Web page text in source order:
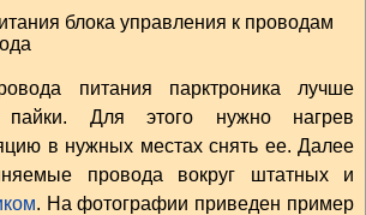
питания парктроника лучше
пайки. Для этого нужно нагрев
в нужных местах снять ее. Далее
провода вокруг штатных и
. На фотографии приведен пример